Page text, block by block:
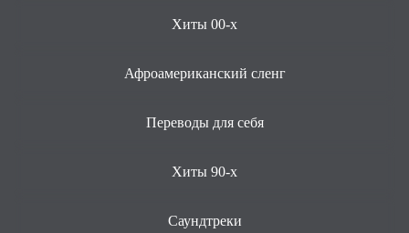
Хиты 00-х
Афроамериканский сленг
Переводы для себя
Хиты 90-х
Саундтреки